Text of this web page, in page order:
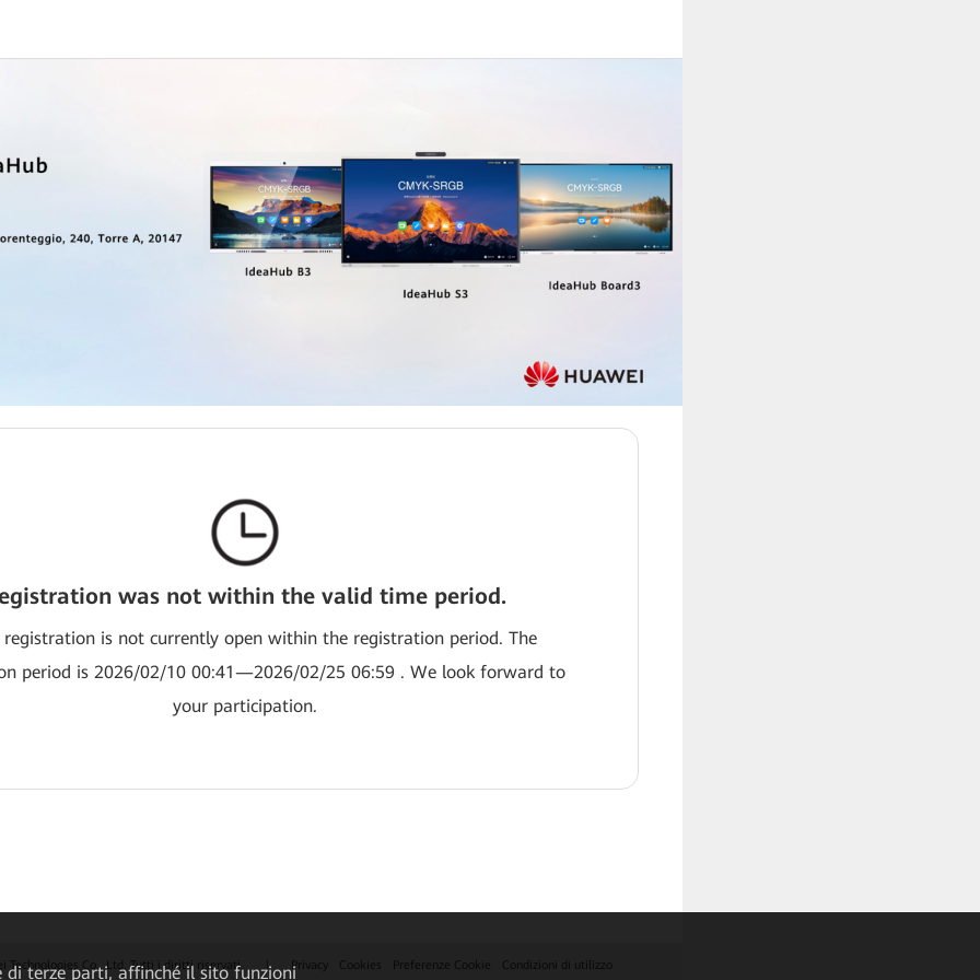
was not within the valid time period.
registration is not currently open within the registration period. The
period is 2026/02/10 00:41—2026/02/25 06:59 . We look forward to
your participation.
Technologies Co., Ltd. Tutti i diritti riservati. Privacy Cookies Preferenze Cookie Condizioni di utilizzo
di terze parti, affinché il sito funzioni